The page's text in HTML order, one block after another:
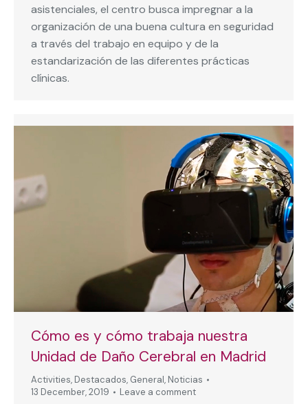
asistenciales, el centro busca impregnar a la
organización de una buena cultura en seguridad
a través del trabajo en equipo y de la
estandarización de las diferentes prácticas
clínicas.
Cómo es y cómo trabaja nuestra
Unidad de Daño Cerebral en Madrid
Activities, Destacados, General, Noticias
13 December, 2019
Leave a comment